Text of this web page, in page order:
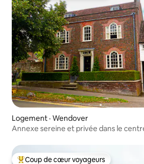
Logement · Wendover
Annexe sereine et privée dans le
Coup de cœur voyageurs